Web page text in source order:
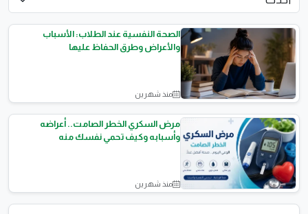
الصحة النفسية
الصحة النفسية عند الطلاب: الأسباب
والأعراض وطرق الحفاظ عليها
منذ شهرين
الصحه العامة
مرض السكري الخطر الصامت.. أعراضه
وأسبابه وكيف تحمي نفسك منه
منذ شهرين